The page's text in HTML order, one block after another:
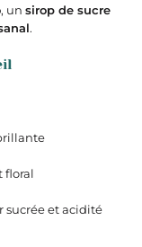
, un sirop de sucre
.
floral
sucrée et acidité